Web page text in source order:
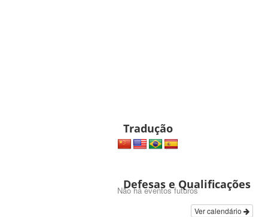
Tradução
Defesas e Qualificações
Não há eventos futuros
Ver calendário